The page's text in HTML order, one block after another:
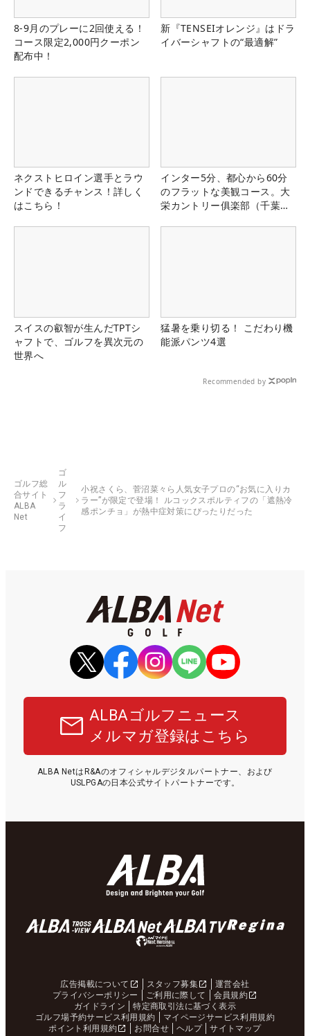
8-9月のプレーに2回使える！
コース限定2,000円クーポン
配布中！
新『TENSEIオレンジ』はドラ
イバーシャフトの“最適解”
ネクストヒロイン選手とラウ
ンドできるチャンス！詳しく
はこちら！
インター5分、都心から60分
のフラットな美観コース。大
栄カントリー俱楽部（千葉
スイスの叡智が生んだTPTシ
ャフトで、ゴルフを異次元の
世界へ
猛暑を乗り切る！ こだわり機
能派パンツ4選
Recommended by
ゴルフ総
合サイト
ALBA
Net
ゴ
ル
フ
ラ
イ
フ
小祝さくら、菅沼菜々ら人気女子プロの“お気に入りカ
ラー”が限定で登場！ ルコックスポルティフの「遮熱冷
感ポンチョ」が熱中症対策にぴったりだった
ALBAゴルフニュース
メルマガ登録はこちら
ALBA NetはR&Aのオフィシャルデジタルパートナー、および
USLPGAの日本公式サイトパートナーです。
広告掲載について スタッフ募集
運営会社
プライバシーポリシー
ご利用に際して
会員規約
ガイドライン
特定商取引法に基づく表示
ゴルフ場予約サービス利用規約
マイページサービス利用規約
ポイント利用規約
お問合せ ヘルプ サイトマップ